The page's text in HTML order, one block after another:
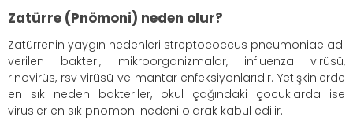
Zatürre (Pnömoni) neden olur?
Zatürrenin yaygın nedenleri streptococcus pneumoniae adı
verilen bakteri, mikroorganizmalar, influenza virüsü,
rinovirüs, rsv virüsü ve mantar enfeksiyonlarıdır. Yetişkinlerde
en sık neden bakteriler, okul çağındaki çocuklarda ise
virüsler en sık pnömoni nedeni olarak kabul edilir.